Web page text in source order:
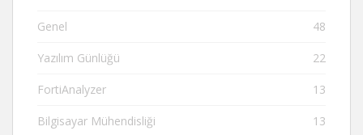
Genel 48
Yazılım Günlüğü 22
FortiAnalyzer 13
Bilgisayar Mühendisliği 13